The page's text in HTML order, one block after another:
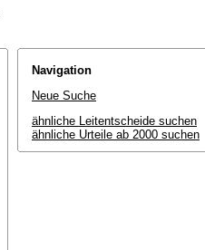
Navigation
Neue Suche
ähnliche Leitentscheide suchen
ähnliche Urteile ab 2000 suchen